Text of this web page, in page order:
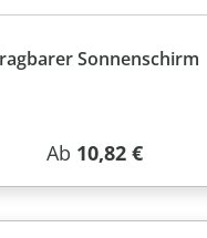
Sonnenschirm
Regulärer Preis:
Ab 10,82 €